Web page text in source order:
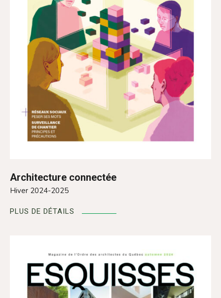
Architecture connectée
Hiver 2024-2025
PLUS DE DÉTAILS